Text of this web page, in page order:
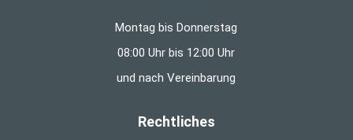
Montag bis Donnerstag
08:00 Uhr bis 12:00 Uhr
und nach Vereinbarung
Rechtliches